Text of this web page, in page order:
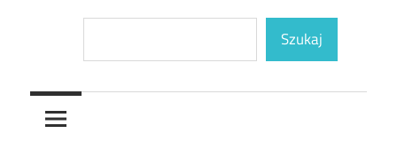
Loveandcurl Szukaj